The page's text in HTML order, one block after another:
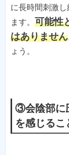
に長時間刺激
ます。 可能性
はありません
ょう。
③会陰部に
を感じるこ